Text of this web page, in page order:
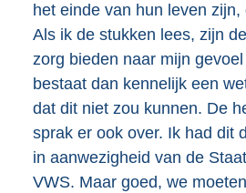
het einde van hun leven
Als ik de stukken lees, zijn
zorg bieden naar mijn
bestaat dan kennelijk een
dat dit niet zou kunnen. De
sprak er ook over. Ik had dit
in aanwezigheid van de
VWS. Maar goed, we